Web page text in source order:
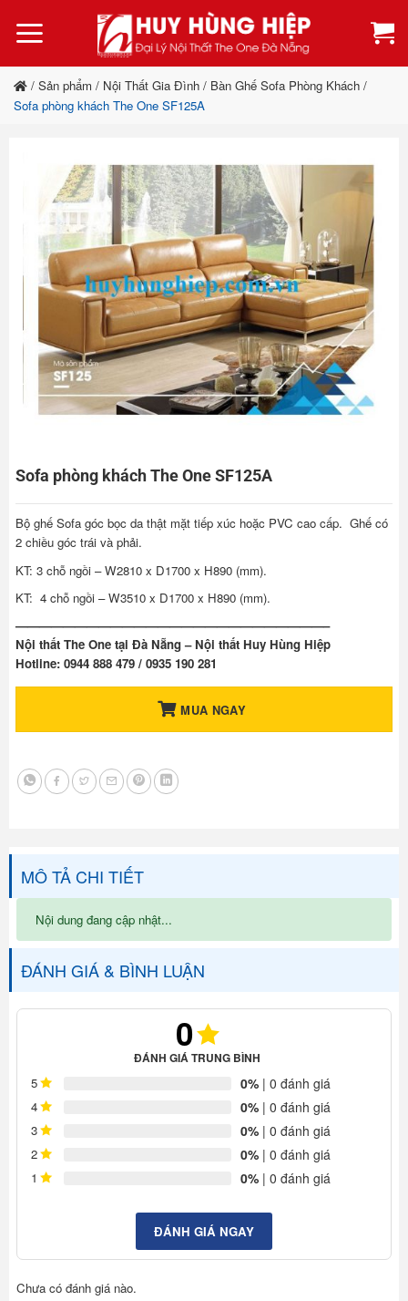
qua
dung
/ Sản phẩm / Nội Thất Gia Đình / Bàn Ghế Sofa Phòng Khách /
Sofa phòng khách The One SF125A
Sofa phòng khách The One SF125A
Bộ ghế Sofa góc bọc da thật mặt tiếp xúc hoặc PVC cao cấp. Ghế có
2 chiều góc trái và phải.
KT: 3 chỗ ngồi – W2810 x D1700 x H890 (mm).
KT: 4 chỗ ngồi – W3510 x D1700 x H890 (mm).
——————————————————————————–
Nội thất The One tại Đà Nẵng – Nội thất Huy Hùng Hiệp
Hotline: 0944 888 479 / 0935 190 281
MUA NGAY
MÔ TẢ CHI TIẾT
Nội dung đang cập nhật...
ĐÁNH GIÁ & BÌNH LUẬN
0
ĐÁNH GIÁ TRUNG BÌNH
5 0% | 0 đánh giá
4 0% | 0 đánh giá
3 0% | 0 đánh giá
2 0% | 0 đánh giá
1 0% | 0 đánh giá
ĐÁNH GIÁ NGAY
Chưa có đánh giá nào.